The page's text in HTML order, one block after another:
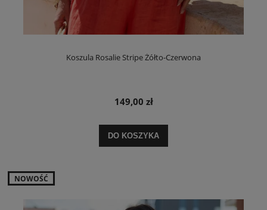
Koszula Rosalie Stripe Żółto-Czerwona
149,00 zł
DO KOSZYKA
NOWOŚĆ